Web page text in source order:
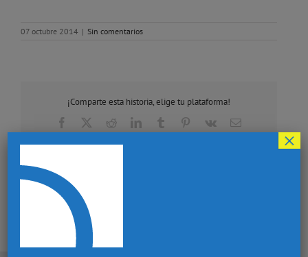
07 octubre 2014 | Sin comentarios
¡Comparte esta historia, elige tu plataforma!
Facebook RedditLinkedInTumblr Pinterest
Vk
Correo
electrónico×